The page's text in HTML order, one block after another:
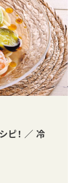
ピ！ ／ 冷